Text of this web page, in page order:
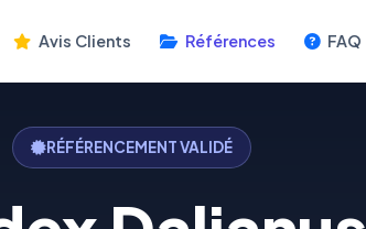
Avis Clients Références FAQ
RÉFÉRENCEMENT VALIDÉ